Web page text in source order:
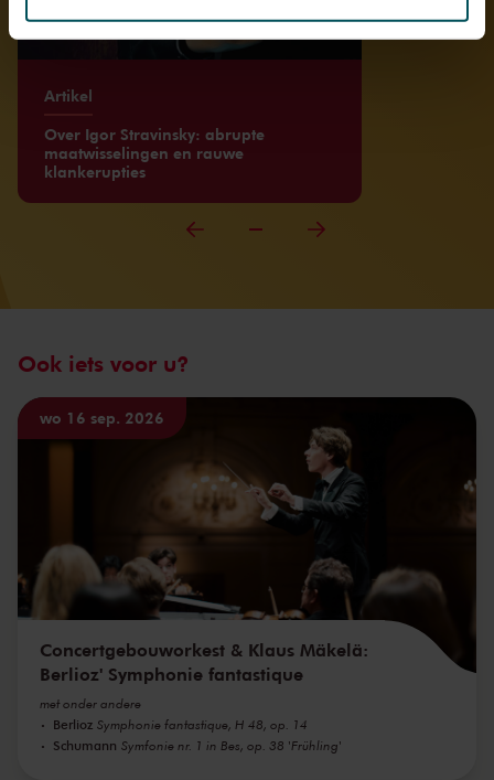
We werken samen met32 derdendie uw gegevens
Artikel
Over Igor Stravinsky: abrupte
maatwisselingen en rauwe
klankerupties
Ook iets voor u?
wo 16 sep. 2026
Concertgebouworkest & Klaus Mäkelä:
Berlioz' Symphonie fantastique
met onder andere
Berlioz Symphonie fantastique, H 48, op. 14
Schumann Symfonie nr. 1 in Bes, op. 38 'Frühling'